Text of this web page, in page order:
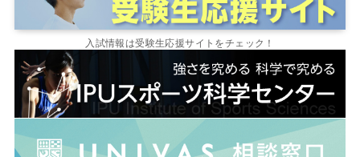
入試情報は受験生応援サイトをチェック！